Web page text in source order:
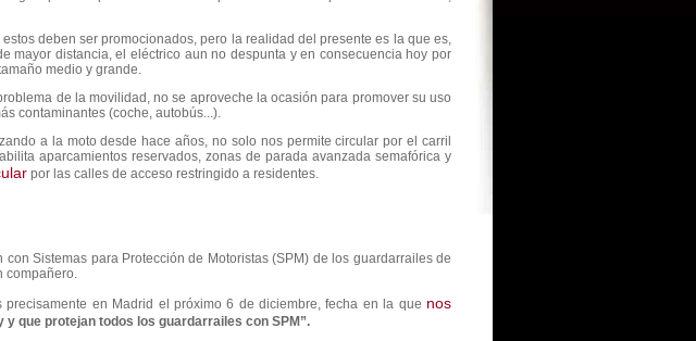
deben ser promocionados, pero la realidad del presente es la que es,
mayor distancia, el eléctrico aun no despunta y en consecuencia hoy por
medio y grande.
de la movilidad, no se aproveche la ocasión para promover su uso
contaminantes (coche, autobús...).
a la moto desde hace años, no solo nos permite circular por el carril
aparcamientos reservados, zonas de parada avanzada semafórica y
por las calles de acceso restringido a residentes.
Sistemas para Protección de Motoristas (SPM) de los guardarrailes de
compañero.
en Madrid el próximo 6 de diciembre, fecha en la que nos
y que protejan todos los guardarrailes con SPM”.